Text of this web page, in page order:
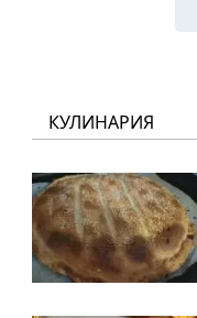
КУЛИНАРИЯ